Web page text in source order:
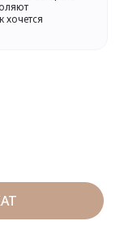
хочется